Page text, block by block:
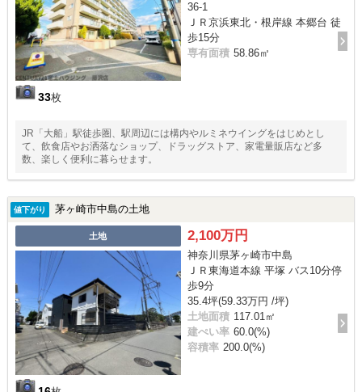
33枚
36-1
ＪＲ京浜東北・根岸線 本郷台 徒
歩15分
専有面積 58.86㎡
JR「大船」駅徒歩圏、駅周辺には構内やルミネウイングをはじめとし
て、飲食店やお洒落なショップ、ドラッグストア、家電量販店など多
数、楽しく便利に暮らせます。
値下がり 茅ヶ崎市中島の土地
土地 2,100万円
神奈川県茅ヶ崎市中島
ＪＲ東海道本線 平塚 バス10分停
歩9分
35.4坪(59.33万円 /坪)
土地面積 117.01㎡
建ぺい率 60.0(%)
容積率 200.0(%)